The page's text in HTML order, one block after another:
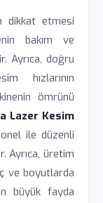
dikkat etmesi
bakım ve
Ayrıca, doğru
hızlarının
ömrünü
Lazer Kesim
ile düzenli
Ayrıca, üretim
ve boyutlarda
büyük fayda